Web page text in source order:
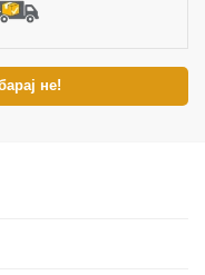
не!